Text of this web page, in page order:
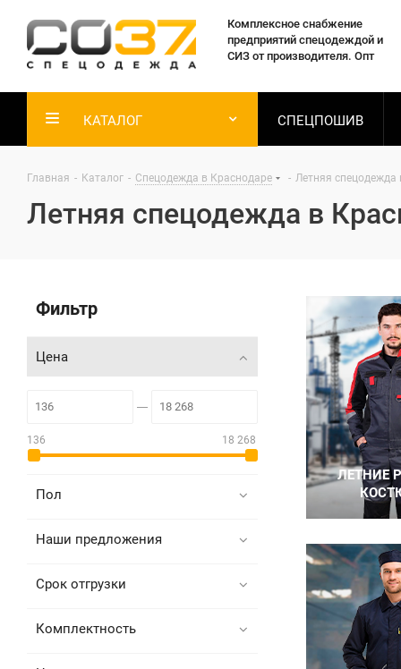
Комплексное снабжение
предприятий спецодеждой и
СИЗ от производителя. Опт
КАТАЛОГ СПЕЦПОШИВ
Главная - Каталог - Спецодежда в Краснодаре - Летняя спецодежда
Летняя спецодежда в
Фильтр
Цена
136 18 268
Пол
Наши предложения
Срок отгрузки
Комплектность